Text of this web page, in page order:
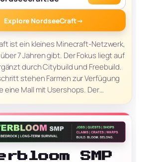
Explore NordseeCraft→
ist ein kleines Minecraft-Netzwerk,
7 Jahren gibt. Der Fokus liegt auf
durch Citybuild und Freebuild.
stehen Farmen zur Verfügung
eine Mall mit Usershops. Der…
SMP